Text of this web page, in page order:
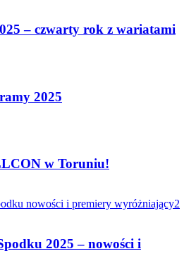
– czwarty rok z wariatami
2025
w Toruniu!
2025 – nowości i